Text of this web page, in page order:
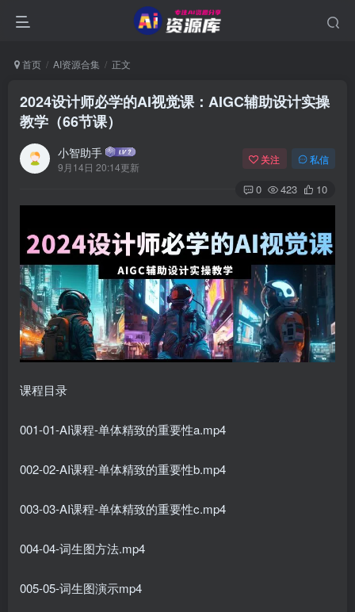
首页 AI资源合集 正文
2024设计师必学的AI视觉课：AIGC辅助设计实操
教学（66节课）
小智助手
9月14日 20:14更新
关注 私信
0 423 10
课程目录
001-01-AI课程-单体精致的重要性a.mp4
002-02-AI课程-单体精致的重要性b.mp4
003-03-AI课程-单体精致的重要性c.mp4
004-04-词生图方法.mp4
005-05-词生图演示mp4